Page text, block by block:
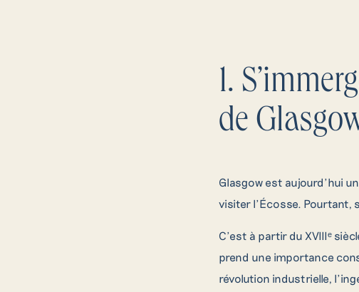
1.
de
Glasgow est aujourd’hui
visiter l’Écosse. Pourtant,
C’est à partir du XVIIIᵉ
prend une importance
révolution industrielle,